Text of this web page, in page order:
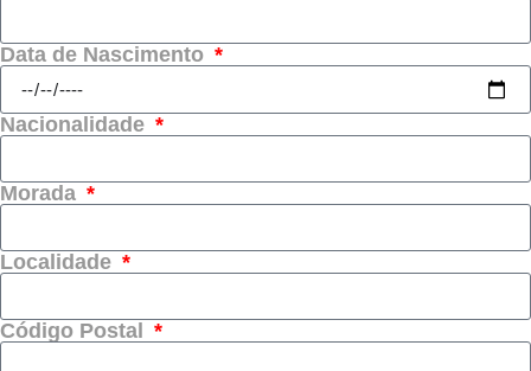
Data de Nascimento
Nacionalidade
Morada
Localidade
Código Postal